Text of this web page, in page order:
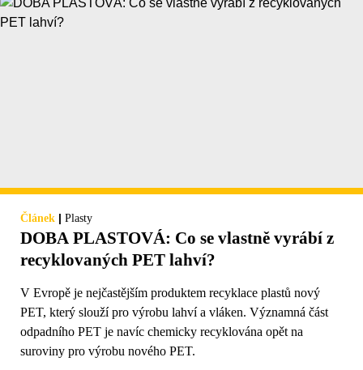
Článek | Plasty
DOBA PLASTOVÁ: Co se vlastně vyrábí z
recyklovaných PET lahví?
V Evropě je nejčastějším produktem recyklace plastů nový
PET, který slouží pro výrobu lahví a vláken. Významná část
odpadního PET je navíc chemicky recyklována opět na
suroviny pro výrobu nového PET.